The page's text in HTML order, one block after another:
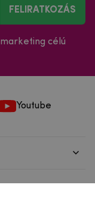
FELIRATKOZÁS
marketing célú
Youtube